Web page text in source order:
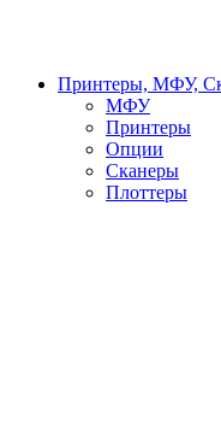
Принтеры, МФУ,
МФУ
Принтеры
Опции
Сканеры
Плоттеры